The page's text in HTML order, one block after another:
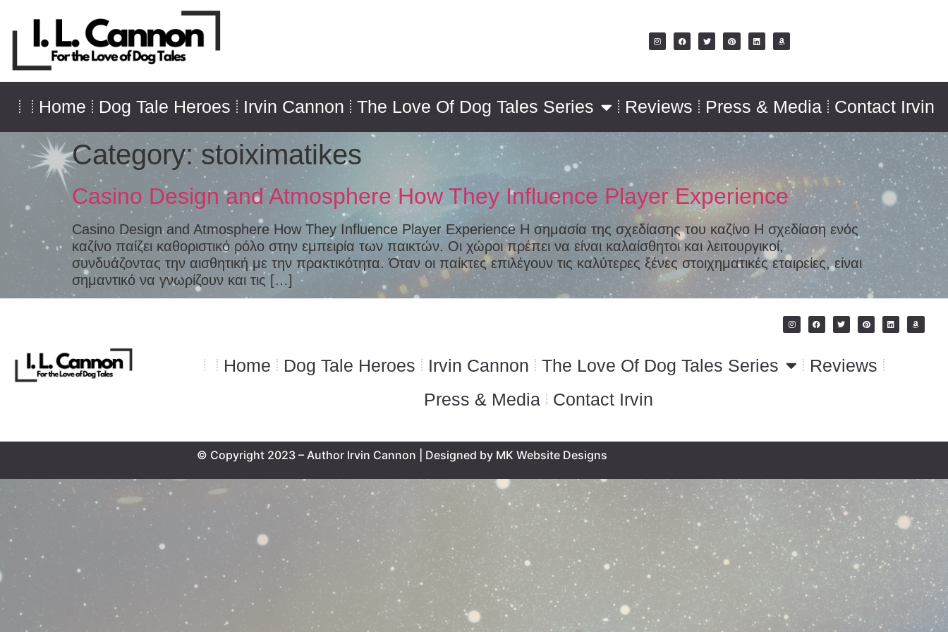
Home Dog Tale Heroes Irvin Cannon The Love Of Dog Tales Series Reviews Press & Media Contact Irvin
Category:stoiximatikes
Casino Design and Atmosphere How They Influence Player Experience
Casino Design and Atmosphere How They Influence Player Experience Η σημασία της σχεδίασης του καζίνο Η σχεδίαση ενός
καζίνο παίζει καθοριστικό ρόλο στην εμπειρία των παικτών. Οι χώροι πρέπει να είναι καλαίσθητοι και λειτουργικοί,
συνδυάζοντας την αισθητική με την πρακτικότητα. Όταν οι παίκτες επιλέγουν τις καλύτερες ξένες στοιχηματικές εταιρείες, είναι
σημαντικό να γνωρίζουν και τις […]
Home Dog Tale Heroes Irvin Cannon The Love Of Dog Tales Series
Reviews
Press & Media
Contact Irvin
© Copyright 2023 – Author Irvin Cannon | Designed by MK Website Designs